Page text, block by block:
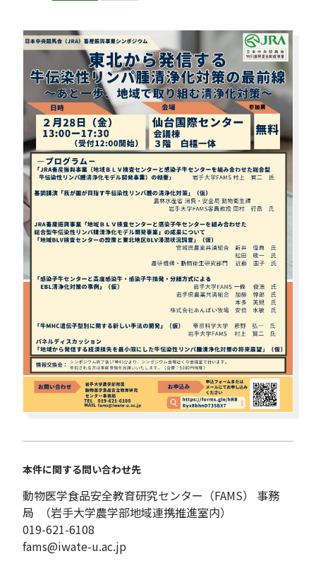
本件に関する問い合わせ先
動物医学食品安全教育研究センター（FAMS） 事務
局 （岩手大学農学部地域連携推進室内）
019-621-6108
fams@iwate-u.ac.jp